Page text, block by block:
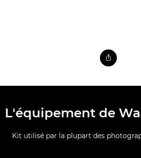
L'équipement de
Kit utilisé par la plupart des